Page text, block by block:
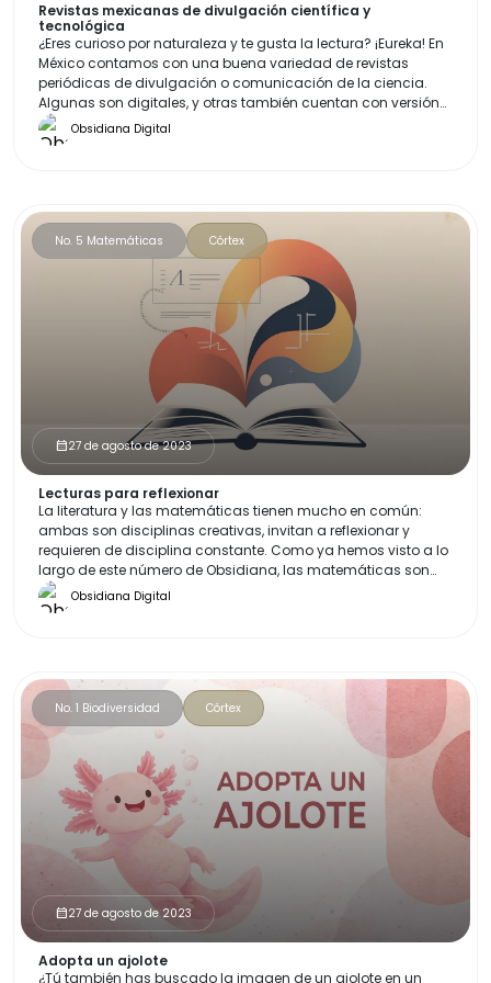
Revistas mexicanas de divulgación científica y
tecnológica
¿Eres curioso por naturaleza y te gusta la lectura? ¡Eureka! En
México contamos con una buena variedad de revistas
periódicas de divulgación o comunicación de la ciencia.
Algunas son digitales, y otras también cuentan con versión
impresa y las puedes conseguir en tu puesto de periódicos.
¡Pásale a leer!
Obsidiana Digital
No. 5 Matemáticas Córtex
calendar_month27 de agosto de 2023
Lecturas para reflexionar
La literatura y las matemáticas tienen mucho en común:
ambas son disciplinas creativas, invitan a reflexionar y
requieren de disciplina constante. Como ya hemos visto a lo
largo de este número de Obsidiana, las matemáticas son
pieza clave para nuestro progreso como especie; son
necesarias y muy apasionantes.
Obsidiana Digital
No. 1 Biodiversidad Córtex
calendar_month27 de agosto de 2023
Adopta un ajolote
¿Tú también has buscado la imagen de un ajolote en un